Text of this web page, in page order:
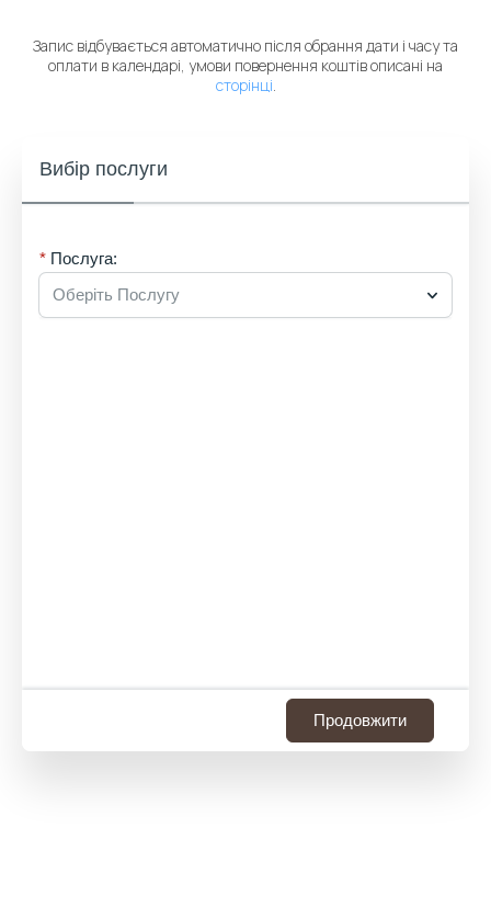
Запис відбувається автоматично після обрання дати і часу та
оплати в календарі, умови повернення коштів описані на
сторінці.
Вибір послуги
Послуга:
Оберіть Послугу
Продовжити